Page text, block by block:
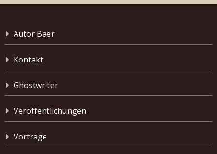
Autor Baer
Kontakt
Ghostwriter
Veröffentlichungen
Vorträge